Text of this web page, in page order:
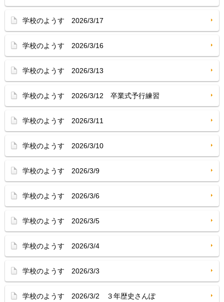
学校のようす 2026/3/17
学校のようす 2026/3/16
学校のようす 2026/3/13
学校のようす 2026/3/12 卒業式予行練習
学校のようす 2026/3/11
学校のようす 2026/3/10
学校のようす 2026/3/9
学校のようす 2026/3/6
学校のようす 2026/3/5
学校のようす 2026/3/4
学校のようす 2026/3/3
学校のようす 2026/3/2 ３年歴史さんぽ